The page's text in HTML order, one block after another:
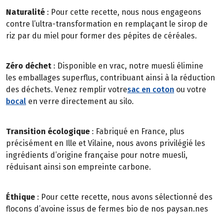
Naturalité : Pour cette recette, nous nous engageons
contre l’ultra-transformation en remplaçant le sirop de
riz par du miel pour former des pépites de céréales.
Zéro déchet : Disponible en vrac, notre muesli élimine
les emballages superflus, contribuant ainsi à la réduction
des déchets. Venez remplir votresac en coton ou votre
bocal en verre directement au silo.
Transition écologique : Fabriqué en France, plus
précisément en Ille et Vilaine, nous avons privilégié les
ingrédients d’origine française pour notre muesli,
réduisant ainsi son empreinte carbone.
Éthique : Pour cette recette, nous avons sélectionné des
flocons d’avoine issus de fermes bio de nos paysan.nes